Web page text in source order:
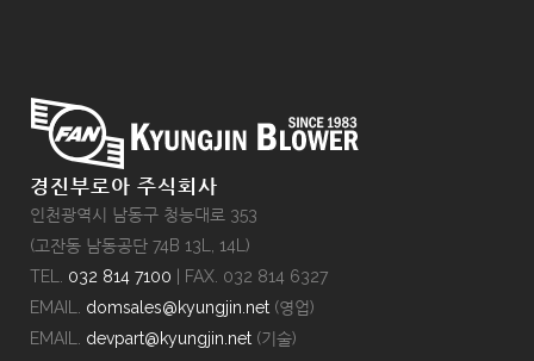
경진부로아 주식회사
인천광역시 남동구 청능대로 353
(고잔동 남동공단 74B 13L, 14L)
TEL. 032 814 7100 | FAX. 032 814 6327
EMAIL. domsales@kyungjin.net (영업)
EMAIL. devpart@kyungjin.net (기술)